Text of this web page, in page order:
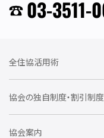
03-3511-
全住協活用術
委員会に参加しよう
要望活動に参加しよう
協会の独自制度・割引制度
住宅瑕疵担保責任保険割引制度
協会案内